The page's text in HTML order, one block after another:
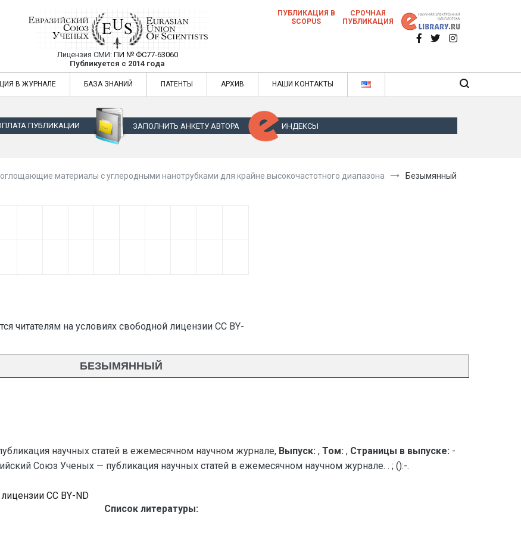
Евразийский Союз Ученых — публикация научных статей в ежемесячном научном
журнале
Лицензия СМИ: ПИ № ФС77-63060
Публикуется с 2014 года
Союз Ученых — публикация научных статей в ежемесячном научном журнале
ПУБЛИКАЦИЯ В
SCOPUS
СРОЧНАЯ
ПУБЛИКАЦИЯ
В ЖУРНАЛЕ БАЗА ЗНАНИЙ ПАТЕНТЫ АРХИВ НАШИ КОНТАКТЫ
ПУБЛИКАЦИИ ЗАПОЛНИТЬ АНКЕТУ АВТОРА ИНДЕКСЫ
материалы с углеродными нанотрубками для крайне высокочастотного диапазона Безымянный
читателям на условиях свободной лицензии CC BY-
БЕЗЫМЯННЫЙ
научных статей в ежемесячном научном журнале, Выпуск: , Том: , Страницы в выпуске: -
Союз Ученых — публикация научных статей в ежемесячном научном журнале. . ; ():-.
CC BY-ND
Список литературы: